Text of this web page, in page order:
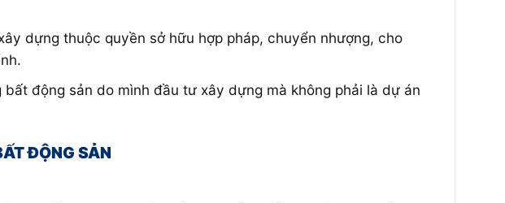
dựng thuộc quyền sở hữu hợp pháp, chuyển nhượng, cho
động sản do mình đầu tư xây dựng mà không phải là dự án
ĐỘNG SẢN